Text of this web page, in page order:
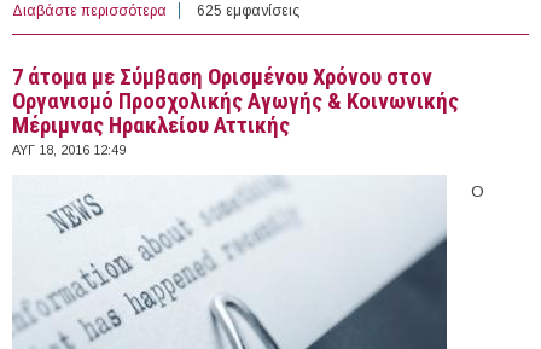
Διαβάστε περισσότερα για Open Vacancies at International Medical Corps
625 εμφανίσεις
7 άτομα με Σύμβαση Ορισμένου Χρόνου στον
Οργανισμό Προσχολικής Αγωγής & Κοινωνικής
Μέριμνας Ηρακλείου Αττικής
ΑΥΓ 18, 2016 12:49
Ο